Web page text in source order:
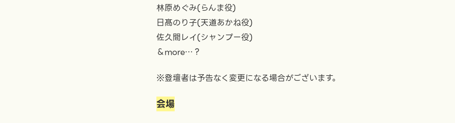
林原めぐみ(らんま役)
日髙のり子(天道あかね役)
佐久間レイ(シャンプー役)
＆more…？
※登壇者は予告なく変更になる場合がございます。
会場